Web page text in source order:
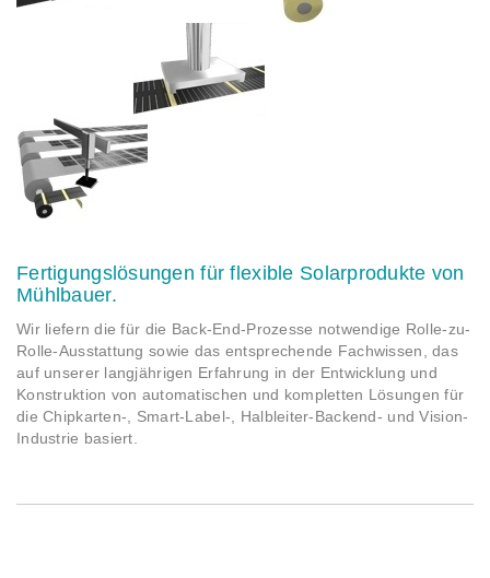
Fertigungslösungen für flexible Solarprodukte von
Mühlbauer.
Wir liefern die für die Back-End-Prozesse notwendige Rolle-zu-
Rolle-Ausstattung sowie das entsprechende Fachwissen, das
auf unserer langjährigen Erfahrung in der Entwicklung und
Konstruktion von automatischen und kompletten Lösungen für
die Chipkarten-, Smart-Label-, Halbleiter-Backend- und Vision-
Industrie basiert.